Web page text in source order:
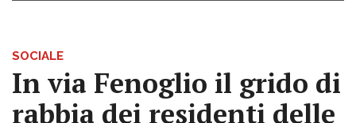
SOCIALE
In via Fenoglio il grido di
rabbia dei residenti delle